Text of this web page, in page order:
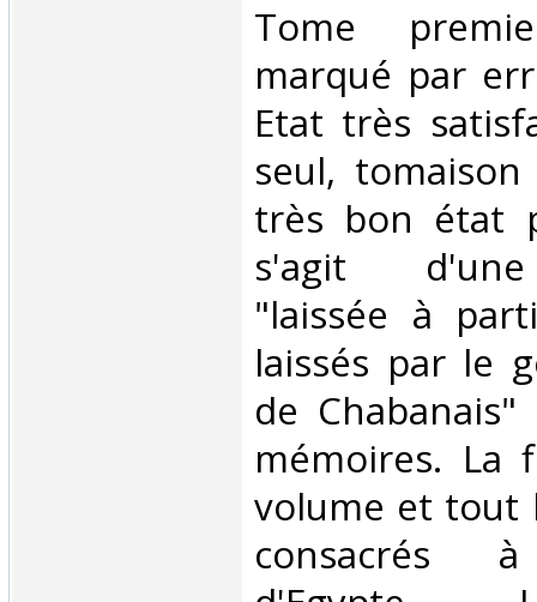
‎Tome
marqué par
Etat très
seul,
très bon état
s'agit
"laissée à
laissés par le
de
mémoires. La
volume et tout
consacrés